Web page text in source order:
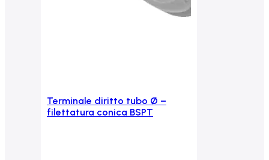
Aggiungi al carrello
Terminale diritto tubo Ø –
filettatura conica BSPT